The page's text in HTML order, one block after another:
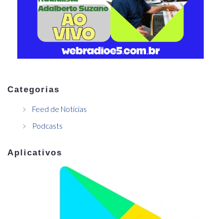
Categorias
Feed de Notícias
Podcasts
Aplicativos